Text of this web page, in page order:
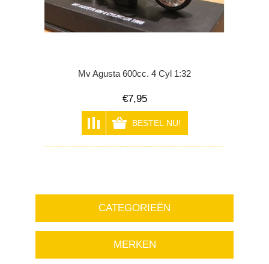
Mv Agusta 600cc. 4 Cyl 1:32
€7,95
CATEGORIEËN
MERKEN